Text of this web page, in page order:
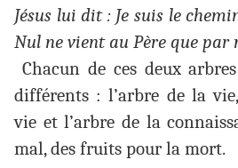
Jésus lui dit : Je suis le
Nul ne vient au Père que par
Chacun de ces deux
différents : l’arbre de la
vie et l’arbre de la
mal, des fruits pour la mort.